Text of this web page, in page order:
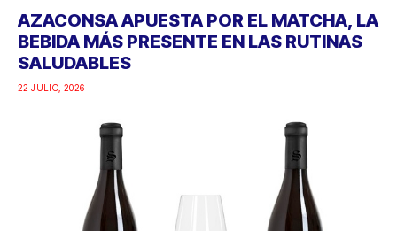
AZACONSA APUESTA POR EL MATCHA, LA
BEBIDA MÁS PRESENTE EN LAS RUTINAS
SALUDABLES
22 JULIO, 2026